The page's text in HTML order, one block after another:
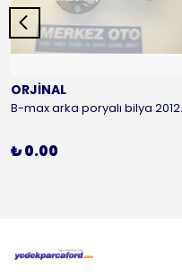
ORJİNAL
B-max
₺ 0.00